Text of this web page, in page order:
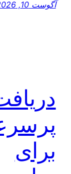
آگوست 10, 2026
برای